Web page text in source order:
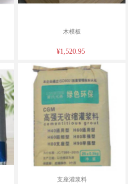
木模板
¥1,520.95
支座灌浆料